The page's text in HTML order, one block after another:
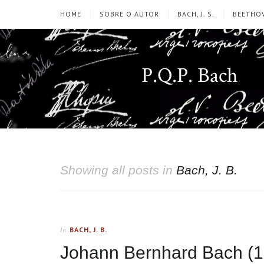
HOME SOBRE O AUTOR BACH, J. S.
P.Q.P. Bach
Showing all posts in Bach, J. B.
In BACH, J. B.
Johann Bernhard Bach